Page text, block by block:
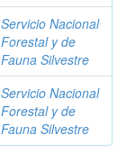
Servicio Nacional
Forestal y de
Fauna Silvestre
Servicio Nacional
Forestal y de
Fauna Silvestre